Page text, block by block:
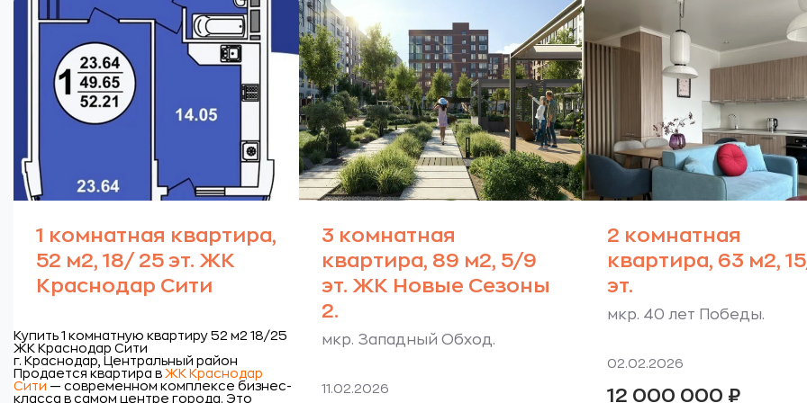
1 комнатная квартира,
52 м2, 18/ 25 эт. ЖК
Краснодар Сити
Купить 1 комнатную квартиру 52 м2 18/25
ЖК Краснодар Сити
г. Краснодар, Центральный район
Продается квартира в ЖК Краснодар
Сити — современном комплексе бизнес-
класса в самом центре города. Это
3 комнатная
квартира, 89 м2, 5/9
эт. ЖК Новые Сезоны
2.
мкр. Западный Обход.
11.02.2026
2 комнатная
квартира, 63 м2,
эт.
мкр. 40 лет Победы.
02.02.2026
12 000 000 ₽